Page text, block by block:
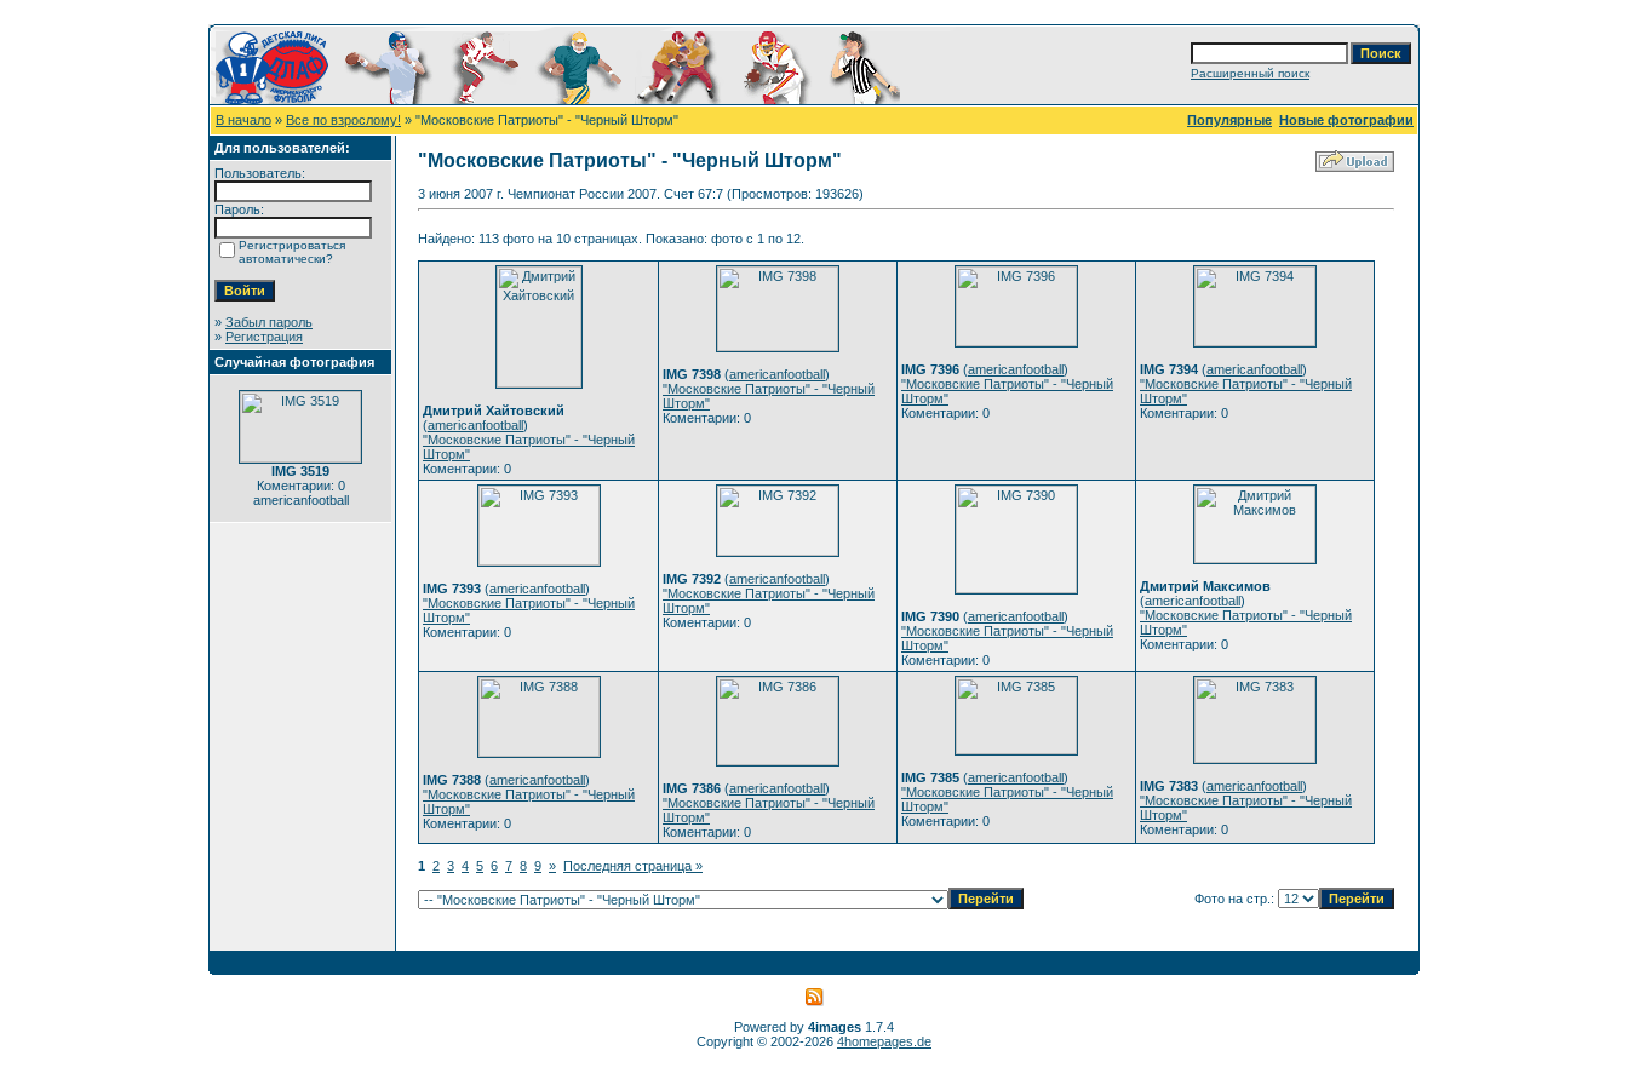
Расширенный поиск
В начало » Все по взрослому! » "Московские Патриоты" - "Черный Шторм" Популярные Новые фотографии
Для пользователей:
Пользователь:
Пароль:
Регистрироваться
автоматически?
» Забыл пароль
» Регистрация
Случайная фотография
IMG 3519
Коментарии: 0
americanfootball
"Московские Патриоты" - "Черный Шторм"
3 июня 2007 г. Чемпионат России 2007. Счет 67:7 (Просмотров: 193626)
Найдено: 113 фото на 10 страницах. Показано: фото с 1 по 12.
Дмитрий Хайтовский
(americanfootball)
"Московские Патриоты" - "Черный
Шторм"
Коментарии: 0
IMG 7398 (americanfootball)
"Московские Патриоты" - "Черный
Шторм"
Коментарии: 0
IMG 7396 (americanfootball)
"Московские Патриоты" - "Черный
Шторм"
Коментарии: 0
IMG 7394 (americanfootball)
"Московские Патриоты" - "Черный
Шторм"
Коментарии: 0
IMG 7393 (americanfootball)
"Московские Патриоты" - "Черный
Шторм"
Коментарии: 0
IMG 7392 (americanfootball)
"Московские Патриоты" - "Черный
Шторм"
Коментарии: 0
IMG 7390 (americanfootball)
"Московские Патриоты" - "Черный
Шторм"
Коментарии: 0
Дмитрий Максимов
(americanfootball)
"Московские Патриоты" - "Черный
Шторм"
Коментарии: 0
IMG 7388 (americanfootball)
"Московские Патриоты" - "Черный
Шторм"
Коментарии: 0
IMG 7386 (americanfootball)
"Московские Патриоты" - "Черный
Шторм"
Коментарии: 0
IMG 7385 (americanfootball)
"Московские Патриоты" - "Черный
Шторм"
Коментарии: 0
IMG 7383 (americanfootball)
"Московские Патриоты" - "Черный
Шторм"
Коментарии: 0
1 2 3 4 5 6 7 8 9 » Последняя страница »
Фото на стр.:
Powered by 4images 1.7.4
Copyright © 2002-2026 4homepages.de